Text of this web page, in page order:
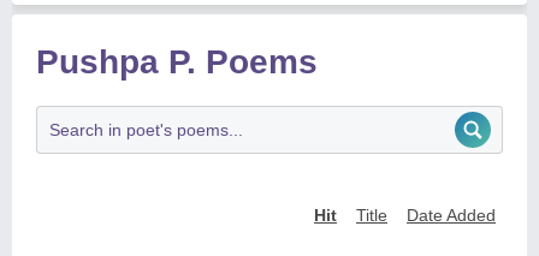
Pushpa P. Poems
Hit Title Date Added